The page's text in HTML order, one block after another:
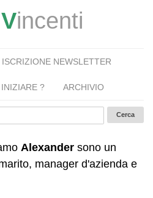
Vincenti
ISCRIZIONE NEWSLETTER
? ARCHIVIO
Alexander sono un
manager d'azienda e